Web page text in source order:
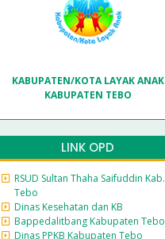
KABUPATEN/KOTA LAYAK ANAK
KABUPATEN TEBO
LINK OPD
RSUD Sultan Thaha Saifuddin Kab.
Tebo
Dinas Kesehatan dan KB
Bappedalitbang Kabupaten Tebo
Dinas PPKB Kabupaten Tebo